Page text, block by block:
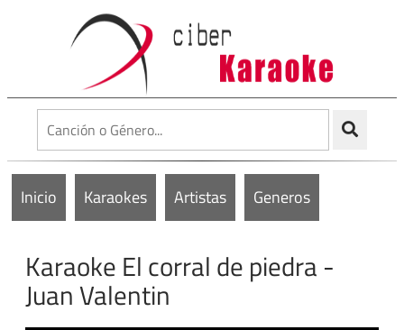
Inicio Karaokes Artistas Generos
Karaoke El corral de piedra -
Juan Valentin